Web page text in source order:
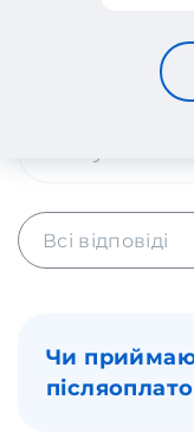
Поради та
Всі відповіді
Чи